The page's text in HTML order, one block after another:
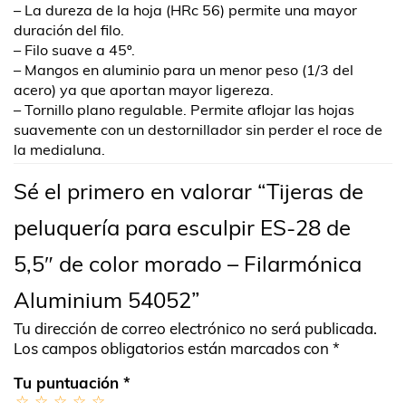
– La dureza de la hoja (HRc 56) permite una mayor
duración del filo.
– Filo suave a 45º.
– Mangos en aluminio para un menor peso (1/3 del
acero) ya que aportan mayor ligereza.
– Tornillo plano regulable. Permite aflojar las hojas
suavemente con un destornillador sin perder el roce de
la medialuna.
Sé el primero en valorar “Tijeras de
peluquería para esculpir ES-28 de
5,5″ de color morado – Filarmónica
Aluminium 54052”
Tu dirección de correo electrónico no será publicada.
Los campos obligatorios están marcados con *
Tu puntuación *